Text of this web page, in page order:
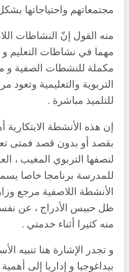
مجتمعاتهم واحتياجاتها
منه القول إنّ النشاطات
مهما في نشاطات التعليم و
مكملة للنشطات الصفية و
التربوية والتعليمية وتعود
للتلميذ مباشرة .
إن هذه الأنشطة الابتكارية
بقصد أو بدون قصد فمتى
لنصفها التربوي المغيب ،
للمدرسة برنامجا خاصا
الأنشطة اللاصفية مرجع
ظل حبيس الأدراج ، عن
منه كثيرا أثناء خدمتي .
و تجدر الإشارة هنا تنبيه
بيداغوجيا و إداريا إلى